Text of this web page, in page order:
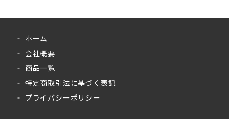
ホーム
会社概要
商品一覧
特定商取引法に基づく表記
プライバシーポリシー